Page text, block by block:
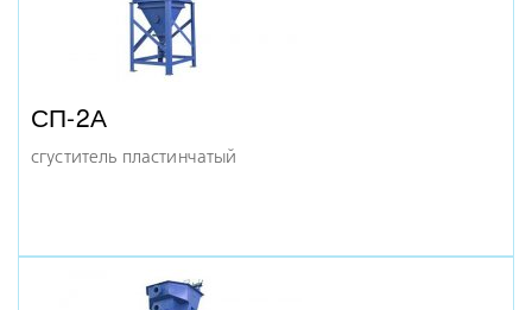
СП-2А
сгуститель пластинчатый